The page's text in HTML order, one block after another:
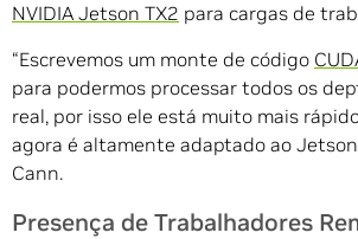
NVIDIA Jetson TX2 para cargas de
“Escrevemos um monte de código
para podermos processar todos os
real, por isso ele está muito mais
agora é altamente adaptado ao Jetson
Cann.
Presença de Trabalhadores